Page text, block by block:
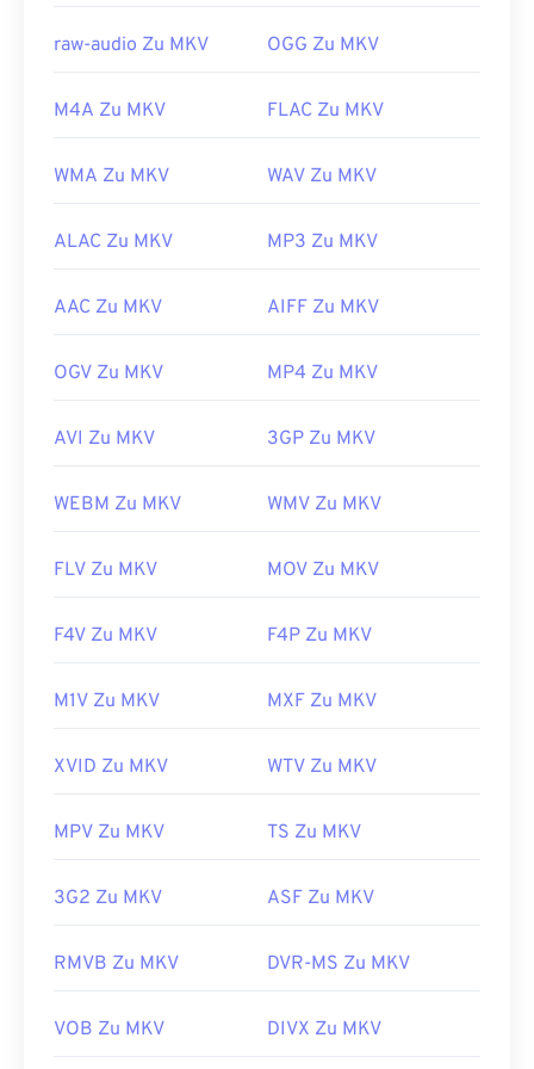
Nützliche Links:
https://www.matroska.org/
raw-audio Zu MKV OGG Zu MKV
M4A Zu MKV FLAC Zu MKV
WMA Zu MKV WAV Zu MKV
ALAC Zu MKV MP3 Zu MKV
AAC Zu MKV AIFF Zu MKV
OGV Zu MKV MP4 Zu MKV
AVI Zu MKV 3GP Zu MKV
WEBM Zu MKV WMV Zu MKV
FLV Zu MKV MOV Zu MKV
F4V Zu MKV F4P Zu MKV
M1V Zu MKV MXF Zu MKV
XVID Zu MKV WTV Zu MKV
MPV Zu MKV TS Zu MKV
3G2 Zu MKV ASF Zu MKV
RMVB Zu MKV DVR-MS Zu MKV
VOB Zu MKV DIVX Zu MKV